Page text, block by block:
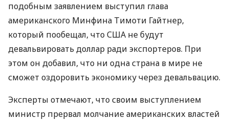
подобным заявлением выступил глава
американского Минфина Тимоти Гайтнер,
который пообещал, что США не будут
девальвировать доллар ради экспортеров. При
этом он добавил, что ни одна страна в мире не
сможет оздоровить экономику через девальвацию.
Эксперты отмечают, что своим выступлением
министр прервал молчание американских властей